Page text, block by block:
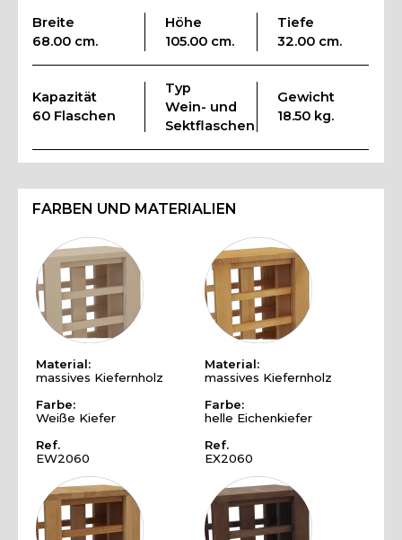
Breite
68.00 cm.
Höhe
105.00 cm.
Tiefe
32.00 cm.
Kapazität
60 Flaschen
Typ
Wein- und
Sektflaschen
Gewicht
18.50 kg.
FARBEN UND MATERIALIEN
Material:
massives Kiefernholz
Farbe:
Weiße Kiefer
Ref.
EW2060
Material:
massives Kiefernholz
Farbe:
helle Eichenkiefer
Ref.
EX2060